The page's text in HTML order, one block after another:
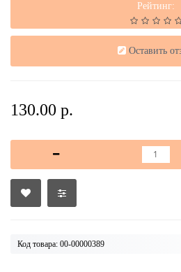
Рейтинг:
Оставить
130.00 р.
Код товара: 00-00000389